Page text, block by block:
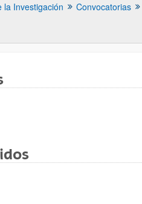
la Investigación
Convocatorias